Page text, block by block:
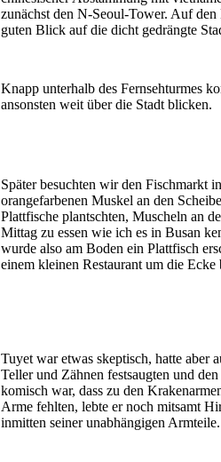
zunächst den N-Seoul-Tower. Auf
guten Blick auf die dicht gedrängte
Knapp unterhalb des Fernsehturmes
ansonsten weit über die Stadt blicken.
Später besuchten wir den Fischmarkt
orangefarbenen Muskel an den
Plattfische plantschten, Muscheln an
Mittag zu essen wie ich es in Busan
wurde also am Boden ein Plattfisch
einem kleinen Restaurant um die
Tuyet war etwas skeptisch, hatte aber
Teller und Zähnen festsaugten und
komisch war, dass zu den
Arme fehlten, lebte er noch mitsamt
inmitten seiner unabhängigen Armteile.